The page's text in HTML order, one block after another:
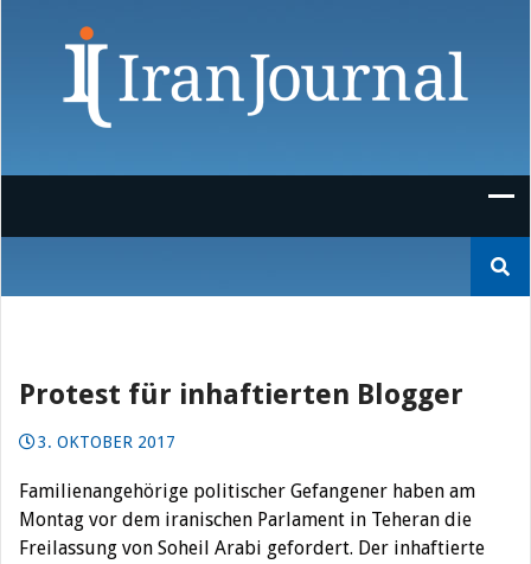
nach:
Protest für inhaftierten Blogger
3. OKTOBER 2017
Familienangehörige politischer Gefangener haben am
Montag vor dem iranischen Parlament in Teheran die
Freilassung von Soheil Arabi gefordert. Der inhaftierte